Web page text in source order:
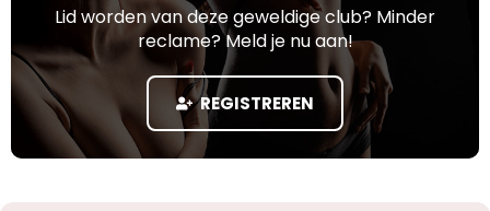
Lid worden van deze geweldige club? Minder
reclame? Meld je nu aan!
REGISTREREN